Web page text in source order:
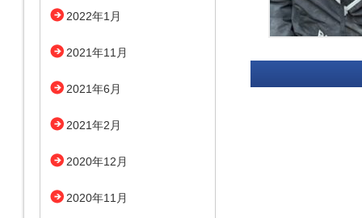
2022年1月
2021年11月
2021年6月
2021年2月
2020年12月
2020年11月